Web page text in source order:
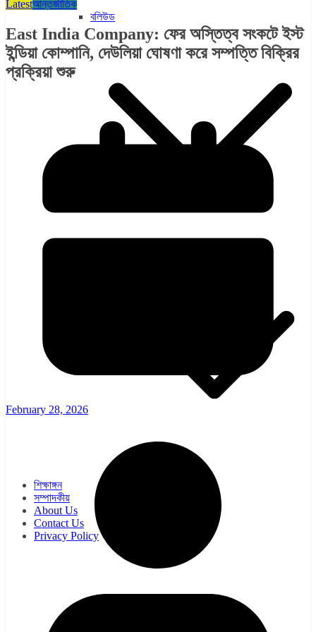
বলিউড
শিক্ষাঙ্গন
সম্পাদকীয়
About Us
Contact Us
Privacy Policy
Latestআন্তর্জাতিক
East India Company: ফের অস্তিত্ব সংকটে ইস্ট
ইন্ডিয়া কোম্পানি, দেউলিয়া ঘোষণা করে সম্পত্তি বিক্রির
প্রক্রিয়া শুরু
February 28, 2026